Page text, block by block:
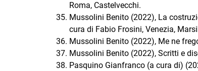
Roma, Castelvecchi.
Mussolini Benito (2022), La
cura di Fabio Frosini, Venezia,
Mussolini Benito (2022), Me ne
Mussolini Benito (2022), Scritti e
Pasquino Gianfranco (a cura di)